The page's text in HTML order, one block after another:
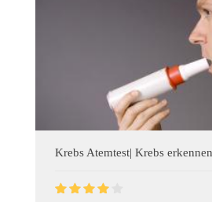
Krebs Atemtest| Krebs